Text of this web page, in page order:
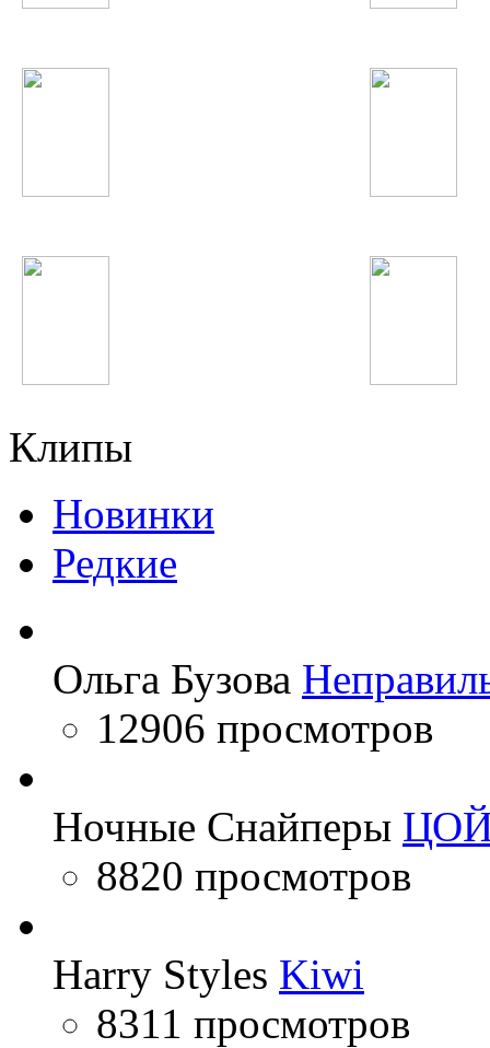
Клипы
Новинки
Редкие
Ольга Бузова
12906 просмотров
Ночные Снайперы
8820 просмотров
Harry Styles Kiwi
8311 просмотров